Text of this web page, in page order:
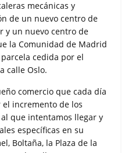
mecánicas y
de un nuevo centro de
y un nuevo centro de
la Comunidad de Madrid
cedida por el
calle Oslo.
comercio que cada día
incremento de los
que intentamos llegar y
específicas en su
Boltaña, la Plaza de la